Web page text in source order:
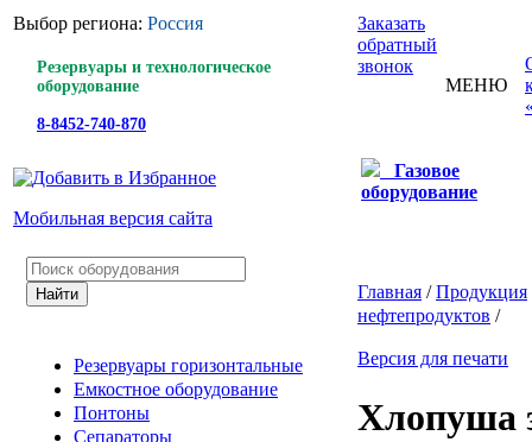
Выбор региона: Россия
Резервуары и технологическое
оборудование
8-8452-740-870
Мобильная версия сайта
Заказать
обратный
звонок
МЕНЮ
Газовое
оборудование
Резервуары горизонтальные
Емкостное оборудование
Понтоны
Сепараторы
Главная /Продукция
нефтепродуктов /
Версия для печати
Хлопуша